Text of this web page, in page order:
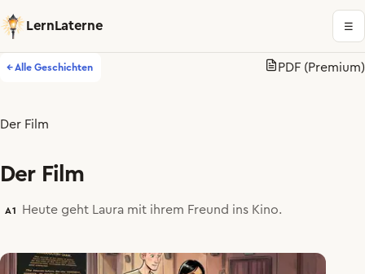
LernLaterne ☰
← Alle Geschichten PDF (Premium)
Der Film
Der Film
A1 Heute geht Laura mit ihrem Freund ins Kino.